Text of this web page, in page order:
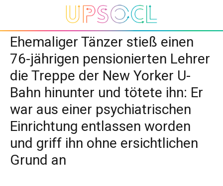
Ehemaliger Tänzer stieß einen
76-jährigen pensionierten Lehrer
die Treppe der New Yorker U-
Bahn hinunter und tötete ihn: Er
war aus einer psychiatrischen
Einrichtung entlassen worden
und griff ihn ohne ersichtlichen
Grund an